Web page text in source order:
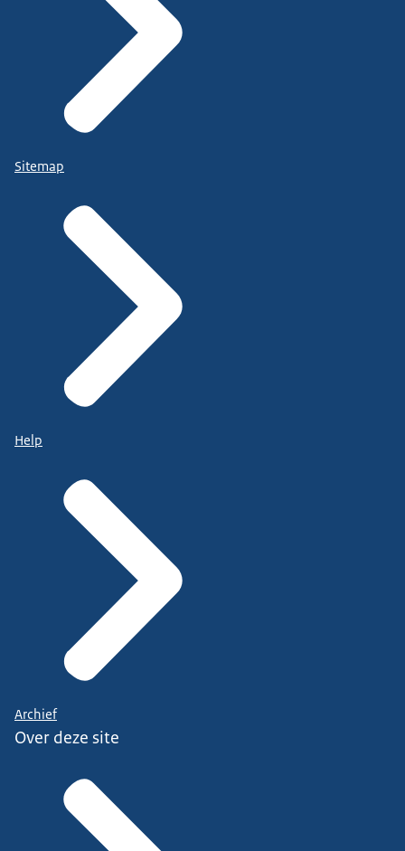
Sitemap
Help
Archief
Over deze site